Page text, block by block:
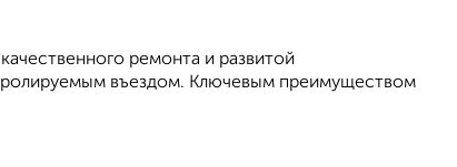
ремонта и развитой
въездом. Ключевым преимуществом